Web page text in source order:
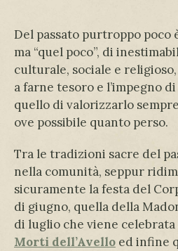
Del passato purtroppo poco
ma “quel poco”, di
culturale, sociale e
a farne tesoro e l’impegno
quello di valorizzarlo
ove possibile quanto perso.
Tra le tradizioni sacre del
nella comunità, seppur
sicuramente la festa del
di giugno, quella della
di luglio che viene celebrata
Morti dell’Avello ed infine